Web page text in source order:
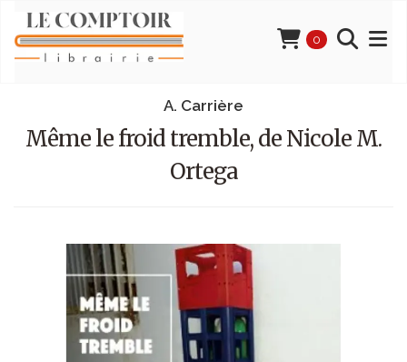
0
A. Carrière
Même le froid tremble, de Nicole M.
Ortega